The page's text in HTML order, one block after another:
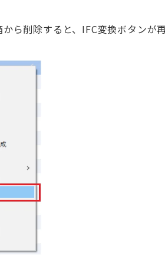
ら削除すると、IFC変換ボタンが